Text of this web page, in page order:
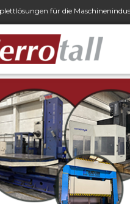
für die